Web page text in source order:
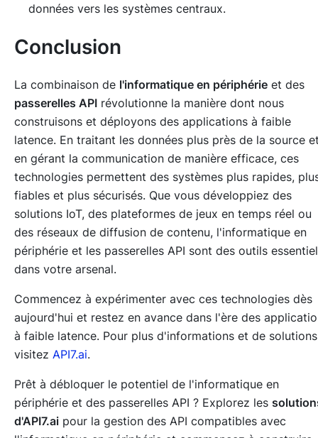
données vers les systèmes centraux.
Conclusion
La combinaison de l'informatique en périphérie et des
passerelles API révolutionne la manière dont nous
construisons et déployons des applications à faible
latence. En traitant les données plus près de la source
en gérant la communication de manière efficace, ces
technologies permettent des systèmes plus rapides,
fiables et plus sécurisés. Que vous développiez des
solutions IoT, des plateformes de jeux en temps réel ou
des réseaux de diffusion de contenu, l'informatique en
périphérie et les passerelles API sont des outils
dans votre arsenal.
Commencez à expérimenter avec ces technologies dès
aujourd'hui et restez en avance dans l'ère des
à faible latence. Pour plus d'informations et de
visitez API7.ai.
Prêt à débloquer le potentiel de l'informatique en
périphérie et des passerelles API ? Explorez les
d'API7.ai pour la gestion des API compatibles avec